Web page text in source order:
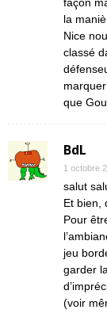
la
Nice
classé
que
BdL
1 octobre
salut
Et bien,
Pour
jeu
garder
(voir